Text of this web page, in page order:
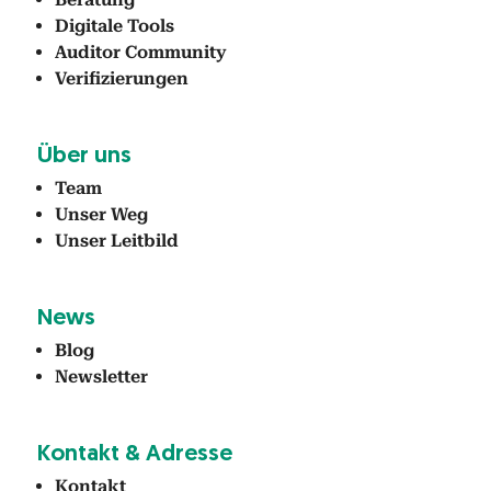
Dig­i­tale Tools
Audi­tor Com­mu­ni­ty
Ver­i­fizierun­gen
Über uns
Team
Unser Weg
Unser Leit­bild
News
Blog
Newslet­ter
Kon­takt & Adresse
Kon­takt